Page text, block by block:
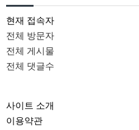
현재 접속자
전체 방문자
전체 게시물
전체 댓글수
사이트 소개
이용약관